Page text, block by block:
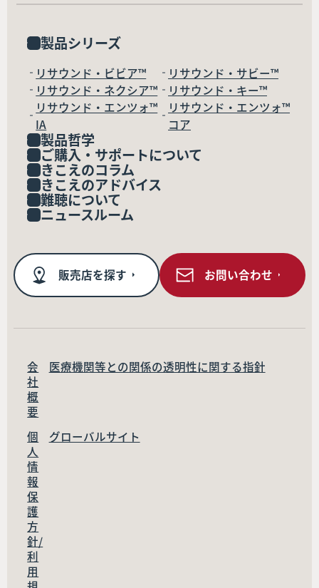
製品シリーズ
リサウンド・ビビア™
リサウンド・サビー™
リサウンド・ネクシア™
リサウンド・キー™
リサウンド・エンツォ™
IA
リサウンド・エンツォ™
コア
製品哲学
ご購入・サポートについて
きこえのコラム
きこえのアドバイス
難聴について
ニュースルーム
販売店を探す お問い合わせ
会
社
概
要
医療機関等との関係の透明性に関する指針
個
人
情
報
保
護
方
針/
利
用
グローバルサイト